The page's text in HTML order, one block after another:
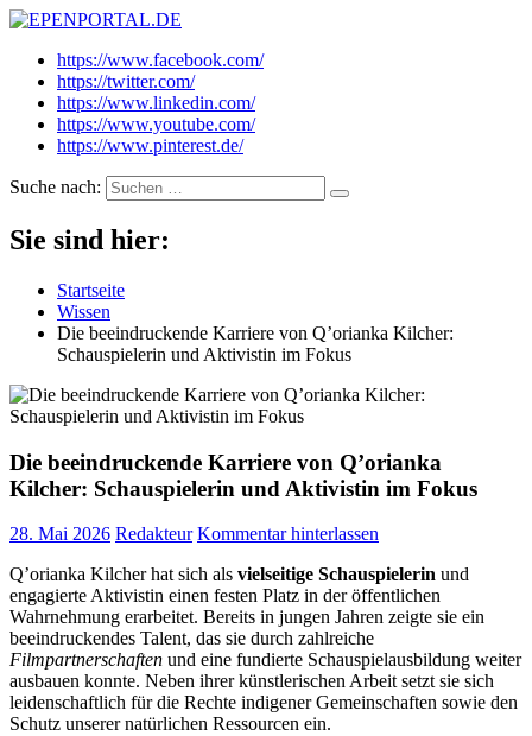
EPENPORTAL.DE
Epische News aus Politik, Finanzen & Gesellschaft
https://www.facebook.com/
https://twitter.com/
https://www.linkedin.com/
https://www.youtube.com/
https://www.pinterest.de/
Suche nach:
Sie sind hier:
Startseite
Wissen
Die beeindruckende Karriere von Q’orianka Kilcher:
Schauspielerin und Aktivistin im Fokus
Die beeindruckende Karriere von Q’orianka
Kilcher: Schauspielerin und Aktivistin im Fokus
28. Mai 2026 Redakteur Kommentar hinterlassen
Q’orianka Kilcher hat sich als vielseitige Schauspielerin und
engagierte Aktivistin einen festen Platz in der öffentlichen
Wahrnehmung erarbeitet. Bereits in jungen Jahren zeigte sie ein
beeindruckendes Talent, das sie durch zahlreiche
Filmpartnerschaften und eine fundierte Schauspielausbildung weiter
ausbauen konnte. Neben ihrer künstlerischen Arbeit setzt sie sich
leidenschaftlich für die Rechte indigener Gemeinschaften sowie den
Schutz unserer natürlichen Ressourcen ein.